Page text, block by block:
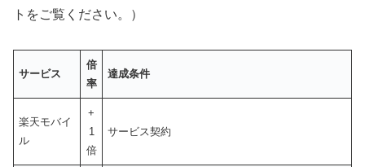
トをご覧ください。）
サービス
倍
率
達成条件
楽天モバイ
ル
+
1
倍
サービス契約